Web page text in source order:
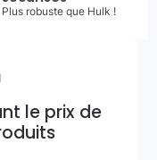
Plus robuste que Hulk !
le prix de